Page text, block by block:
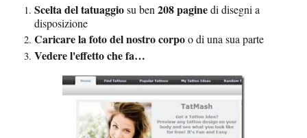
Scelta del tatuaggiosu ben 208 paginedi disegni a
disposizione
Caricare la foto del nostro corpoo di una sua parte
Vedere l'effetto che fa…